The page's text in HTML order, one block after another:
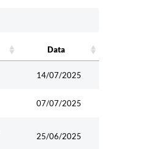
Data
14/07/2025
07/07/2025
25/06/2025